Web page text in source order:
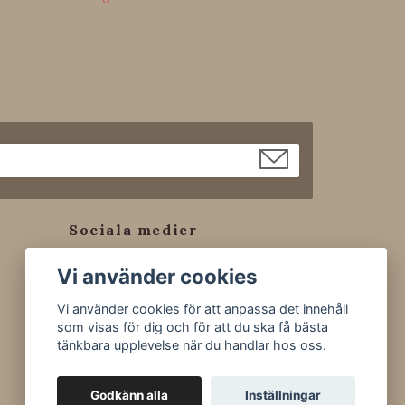
Sociala medier
Facebook
Tiktok
Vi använder cookies
Vi använder cookies för att anpassa det innehåll
som visas för dig och för att du ska få bästa
tänkbara upplevelse när du handlar hos oss.
Godkänn alla Inställningar